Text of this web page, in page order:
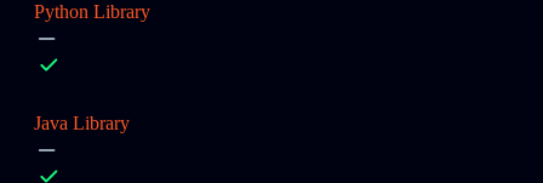
Python Library
Java Library